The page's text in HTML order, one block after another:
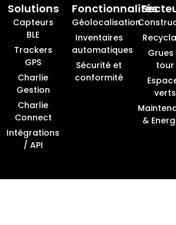
Solutions
Capteurs
BLE
Trackers
GPS
Charlie
Gestion
Charlie
Connect
Intégrations
/ API
Fonctionnalités
Géolocalisation
Inventaires
automatiques
Sécurité et
conformité
Grues
tour
verts
&